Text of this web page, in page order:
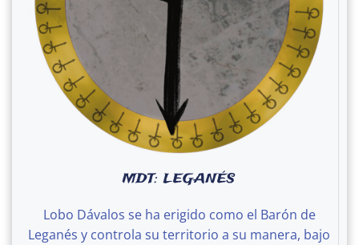
MDT: LEGANÉS
Lobo Dávalos se ha erigido como el Barón de
Leganés y controla su territorio a su manera, bajo